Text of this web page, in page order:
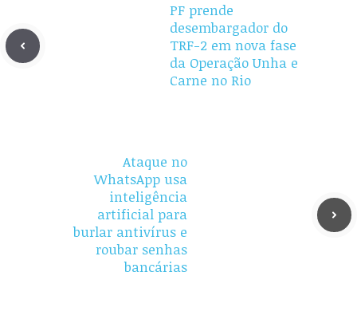
PF prende
desembargador do
TRF-2 em nova fase
da Operação Unha e
Carne no Rio
Ataque no
WhatsApp usa
inteligência
artificial para
burlar antivírus e
roubar senhas
bancárias